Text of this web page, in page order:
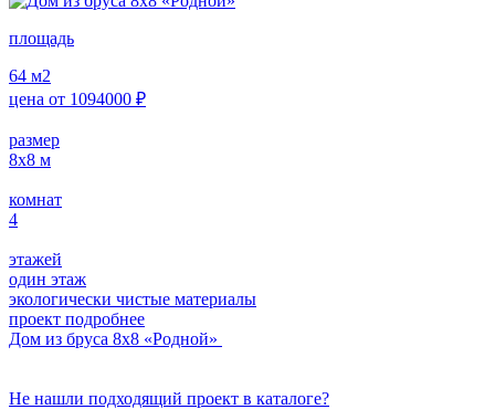
площадь
64 м2
цена от 1094000 ₽
размер
8х8 м
комнат
4
этажей
один этаж
экологически чистые материалы
проект подробнее
Дом из бруса 8х8 «Родной»
Не нашли подходящий проект в каталоге?